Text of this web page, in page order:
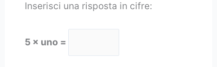
Inserisci una risposta in cifre:
5 × uno =